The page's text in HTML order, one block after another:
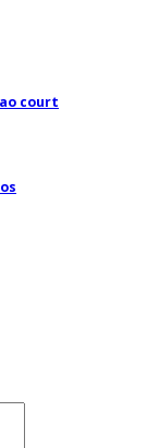
court